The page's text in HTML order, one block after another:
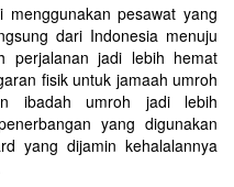
pesawat yang
dari Indonesia menuju
perjalanan jadi lebih hemat
fisik untuk jamaah umroh
ibadah umroh jadi lebih
yang digunakan
yang dijamin kehalalannya